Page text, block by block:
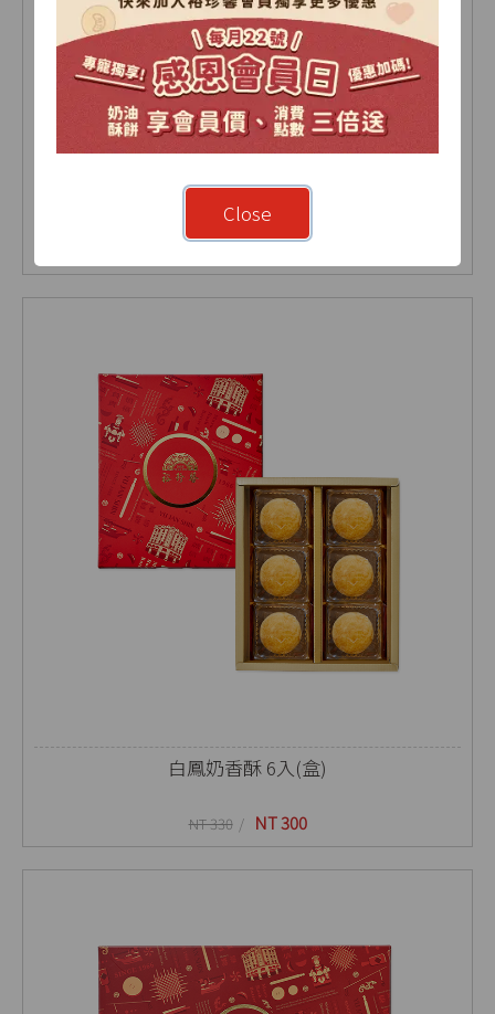
小葛蕾鬆塔 綜合6入(盒)
白鳳奶香酥 6入(盒)
NT 330 NT 300
Close